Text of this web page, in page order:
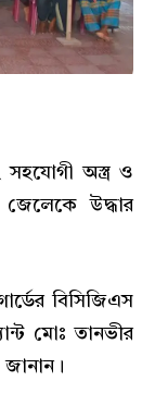
সহযোগী অস্ত্র ও
উদ্ধার
বিসিজিএস
মোঃ তানভীর
জানান।